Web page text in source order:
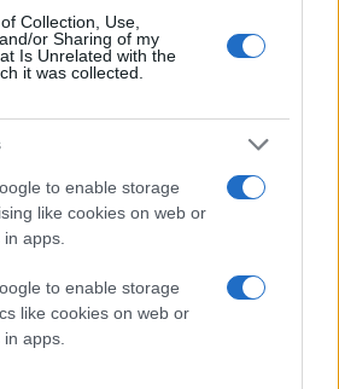
Collection, Use,
or Sharing of my
Is Unrelated with the
it was collected.
to enable storage
like cookies on web or
apps.
to enable storage
like cookies on web or
apps.
πρόταση του Karpathy για μια
. Αντί να κυνηγάμε ολοένα
με δισεκατομμύρια
προτείνει μικρότερα, «καθαρά»
δισεκατομμύριο
αποκλειστικά με
δεδομένα υψηλής ποιότητας.
γεμάτο σκουπίδια. Τα
χρειάζονται αυτό το
και μόνο για να
την ποιότητα των